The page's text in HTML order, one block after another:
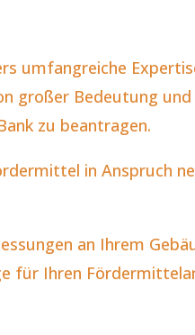
umfangreiche
großer Bedeutung
zu beantragen.
in Anspruch
an Ihrem
für Ihren